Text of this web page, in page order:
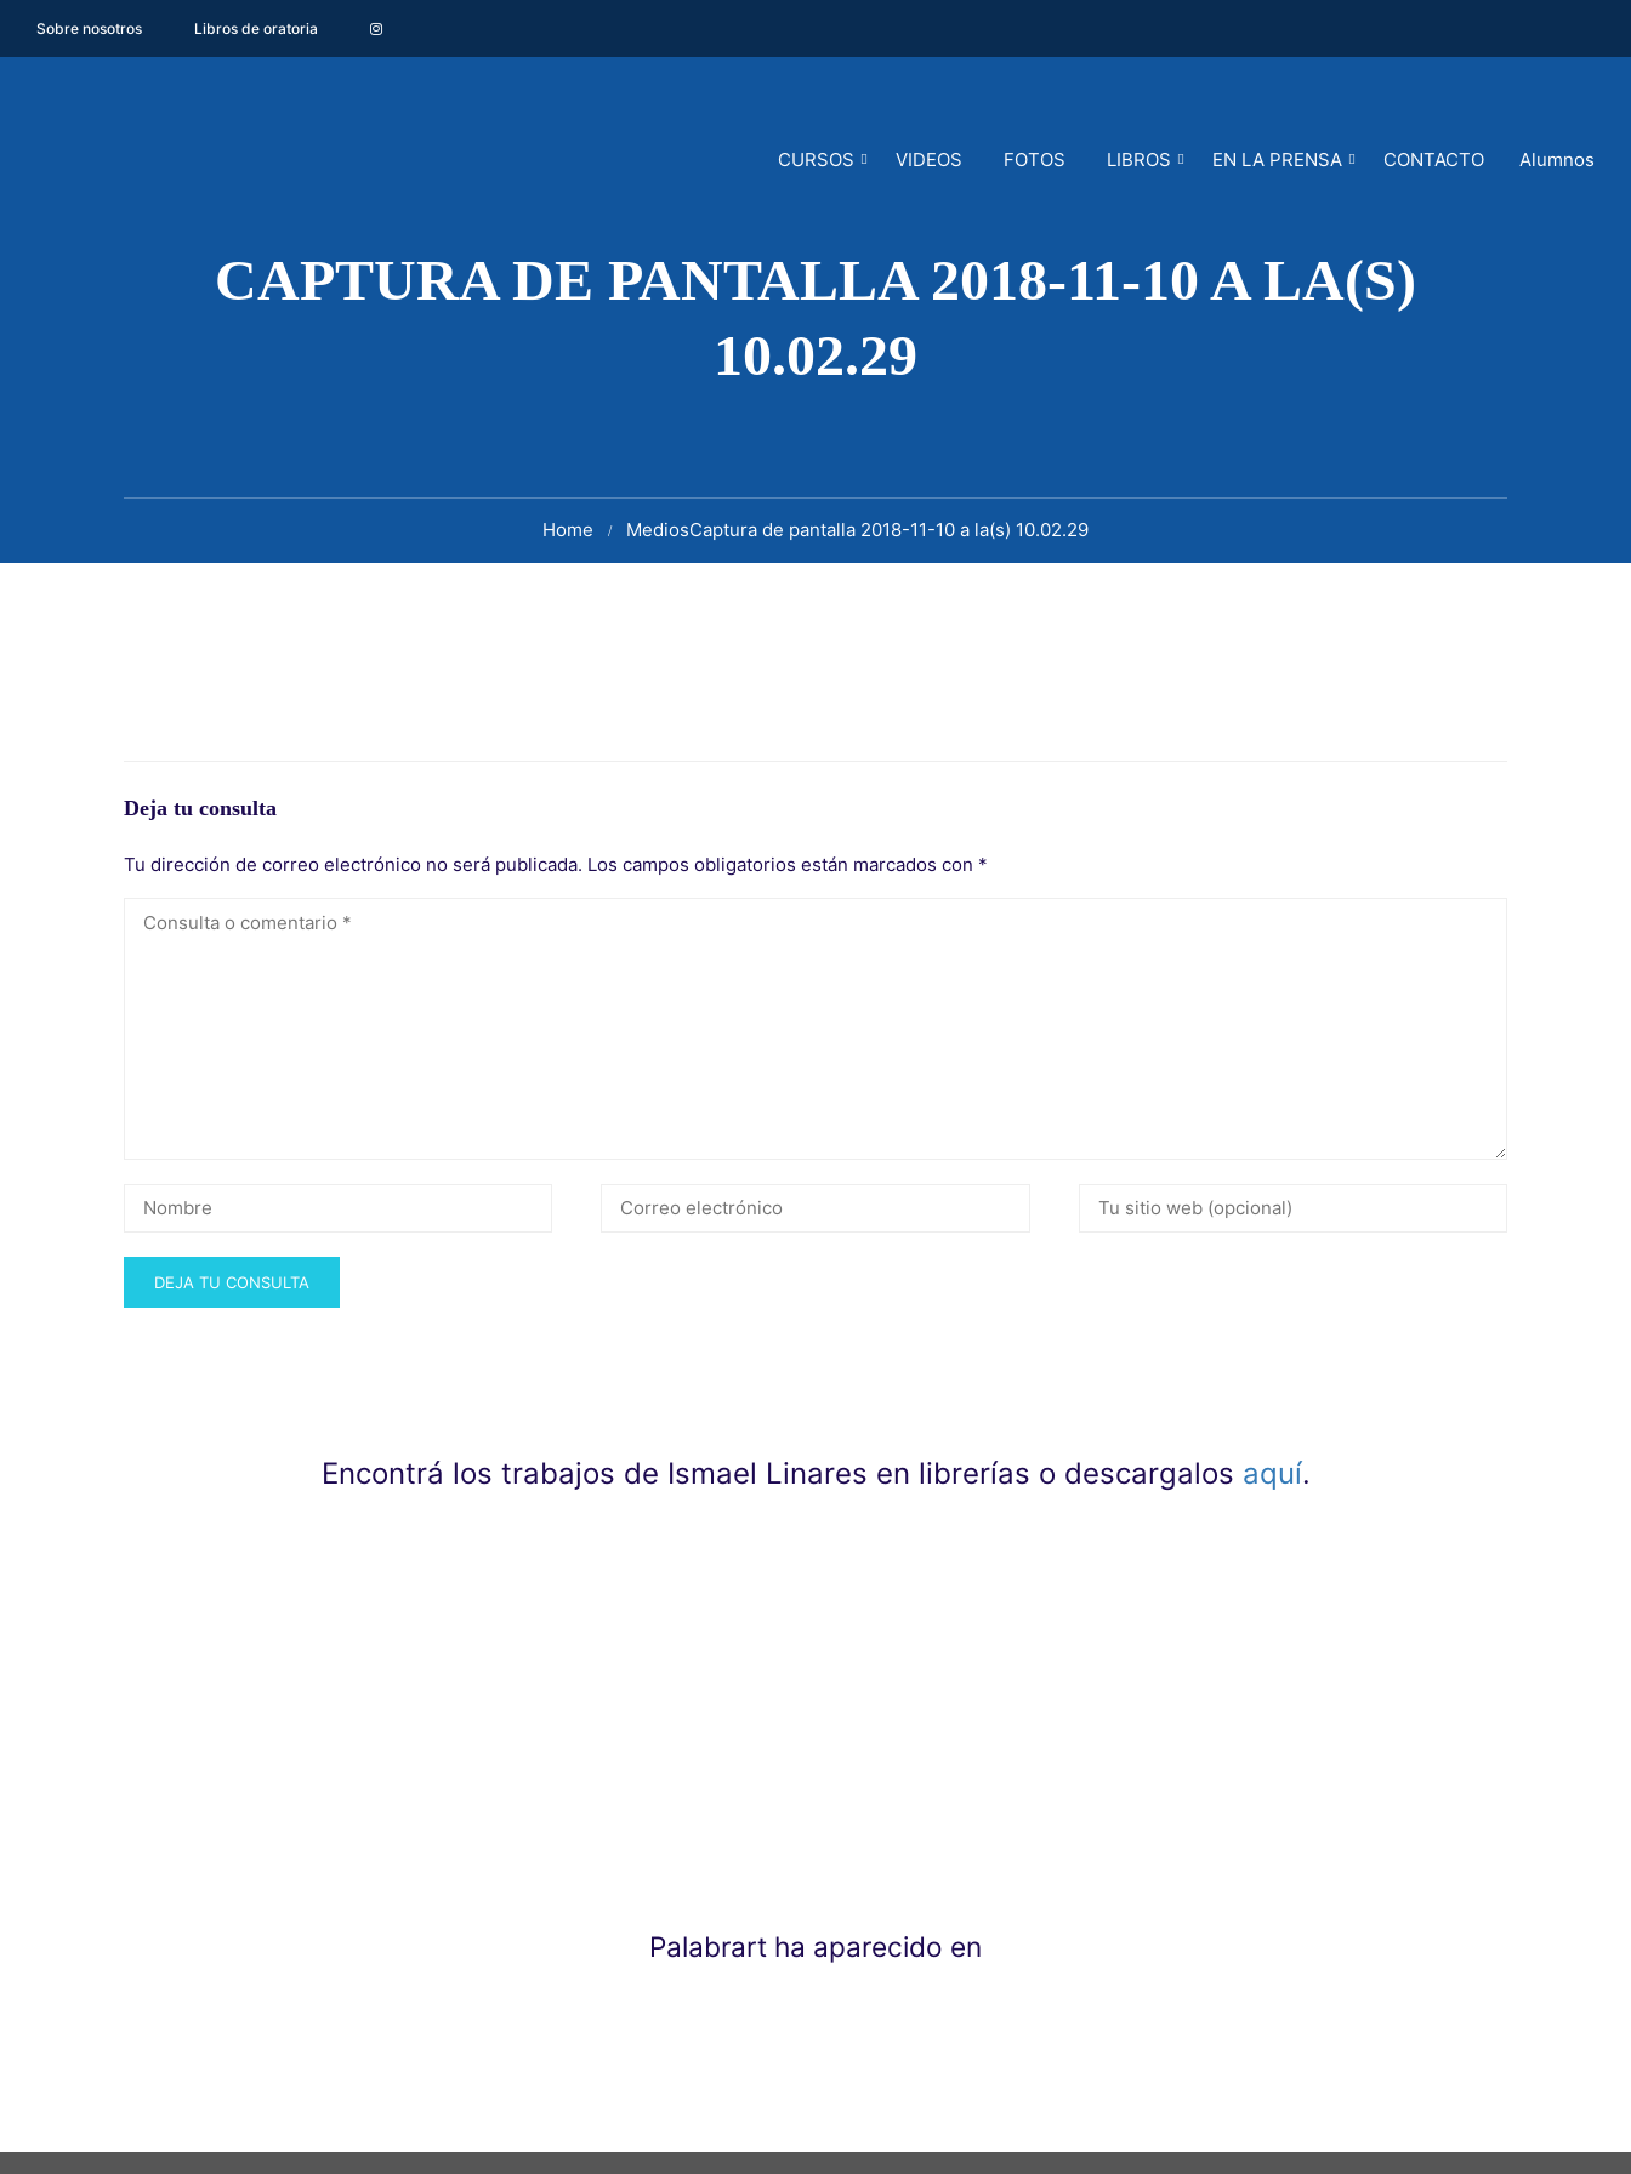
Sobre nosotros Libros de oratoria
CURSOS VIDEOS FOTOS LIBROS EN LA PRENSA CONTACTO Alumnos
CAPTURA DE PANTALLA 2018-11-10 A LA(S)
10.02.29
Home MediosCaptura de pantalla 2018-11-10 a la(s) 10.02.29
Deja tu consulta
Tu dirección de correo electrónico no será publicada. Los campos obligatorios están marcados con *
Encontrá los trabajos de Ismael Linares en librerías o descargalos aquí.
Palabrart ha aparecido en